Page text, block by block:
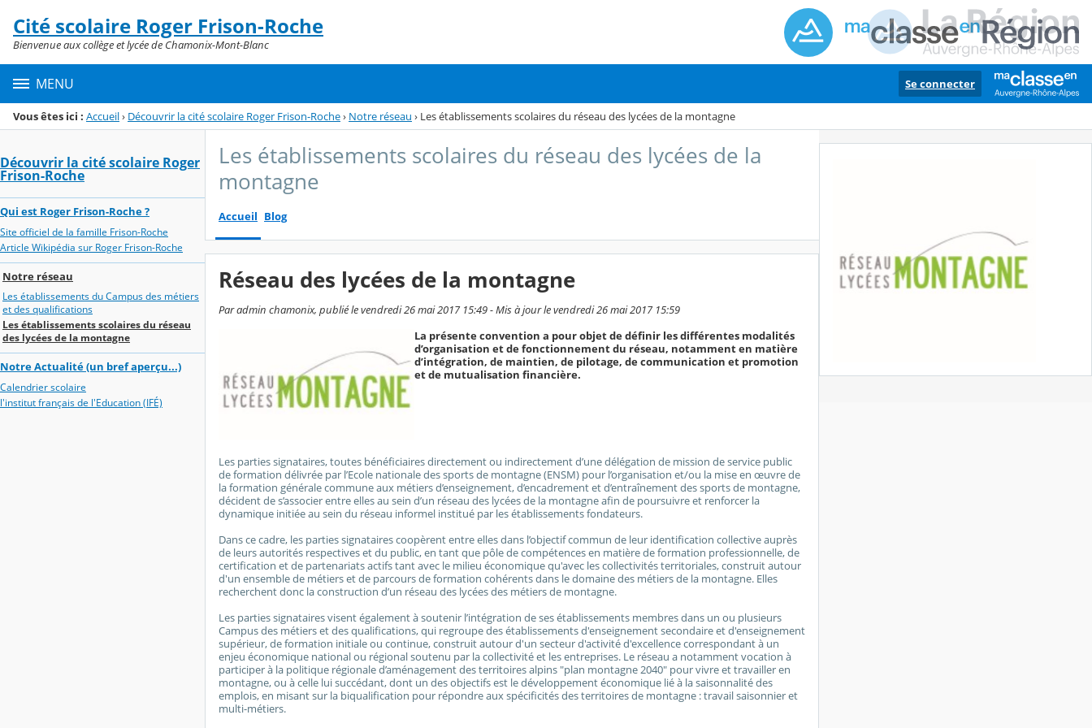
Menu de la rubrique
Contenu
Cité scolaire Roger Frison-Roche
Bienvenue aux collège et lycée de Chamonix-Mont-Blanc
MENU Se connecter
Vous êtes ici : Accueil› Découvrir la cité scolaire Roger Frison-Roche› Notre réseau › Les établissements scolaires du réseau des lycées de la montagne
Découvrir la cité scolaire Roger
Frison-Roche
Qui est Roger Frison-Roche ?
Site officiel de la famille Frison-Roche
Article Wikipédia sur Roger Frison-Roche
Notre réseau
Les établissements du Campus des métiers
et des qualifications
Les établissements scolaires du réseau
des lycées de la montagne
Notre Actualité (un bref aperçu...)
Calendrier scolaire
l'institut français de l'Education (IFÉ)
Les établissements scolaires du réseau des lycées de la
montagne
Accueil Blog
Réseau des lycées de la montagne
Par admin chamonix, publié le vendredi 26 mai 2017 15:49 - Mis à jour le vendredi 26 mai 2017 15:59
La présente convention a pour objet de définir les différentes modalités
d’organisation et de fonctionnement du réseau, notamment en matière
d’intégration, de maintien, de pilotage, de communication et promotion
et de mutualisation financière.
Les parties signataires, toutes bénéficiaires directement ou indirectement d’une délégation de mission de service public
de formation délivrée par l’Ecole nationale des sports de montagne (ENSM) pour l’organisation et/ou la mise en œuvre de
la formation générale commune aux métiers d’enseignement, d’encadrement et d’entraînement des sports de montagne,
décident de s’associer entre elles au sein d’un réseau des lycées de la montagne afin de poursuivre et renforcer la
dynamique initiée au sein du réseau informel institué par les établissements fondateurs.
Dans ce cadre, les parties signataires coopèrent entre elles dans l’objectif commun de leur identification collective auprès
de leurs autorités respectives et du public, en tant que pôle de compétences en matière de formation professionnelle, de
certification et de partenariats actifs tant avec le milieu économique qu'avec les collectivités territoriales, construit autour
d'un ensemble de métiers et de parcours de formation cohérents dans le domaine des métiers de la montagne. Elles
recherchent donc la construction d’un réseau des lycées des métiers de montagne.
Les parties signataires visent également à soutenir l’intégration de ses établissements membres dans un ou plusieurs
Campus des métiers et des qualifications, qui regroupe des établissements d'enseignement secondaire et d'enseignement
supérieur, de formation initiale ou continue, construit autour d'un secteur d'activité d'excellence correspondant à un
enjeu économique national ou régional soutenu par la collectivité et les entreprises. Le réseau a notamment vocation à
participer à la politique régionale d’aménagement des territoires alpins "plan montagne 2040" pour vivre et travailler en
montagne, ou à celle lui succédant, dont un des objectifs est le développement économique lié à la saisonnalité des
emplois, en misant sur la biqualification pour répondre aux spécificités des territoires de montagne : travail saisonnier et
multi-métiers.